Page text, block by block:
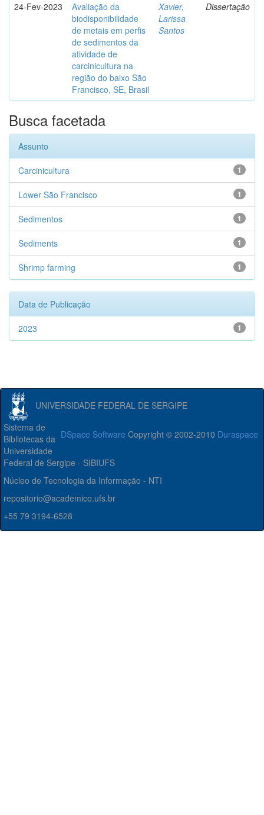
24-Fev-2023
Avaliação da
biodisponibilidade
de metais em perfis
de sedimentos da
atividade de
carcinicultura na
região do baixo São
Francisco, SE, Brasil
Xavier,
Larissa
Santos
Dissertação
Busca facetada
Assunto
1
Carcinicultura
1
Lower São Francisco
1
Sedimentos
1
Sediments
1
Shrimp farming
Data de Publicação
1
2023
UNIVERSIDADE FEDERAL DE SERGIPE
DSpace Software Copyright © 2002-2010 Duraspace
Sistema de
Bibliotecas da
Universidade
Federal de Sergipe - SIBIUFS
Núcleo de Tecnologia da Informação - NTI
repositorio@academico.ufs.br
+55 79 3194-6528